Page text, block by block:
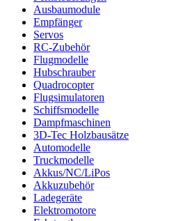
Ausbaumodule
Empfänger
Servos
RC-Zubehör
Flugmodelle
Hubschrauber
Quadrocopter
Flugsimulatoren
Schiffsmodelle
Dampfmaschinen
3D-Tec Holzbausätze
Automodelle
Truckmodelle
Akkus/NC/LiPos
Akkuzubehör
Ladegeräte
Elektromotore